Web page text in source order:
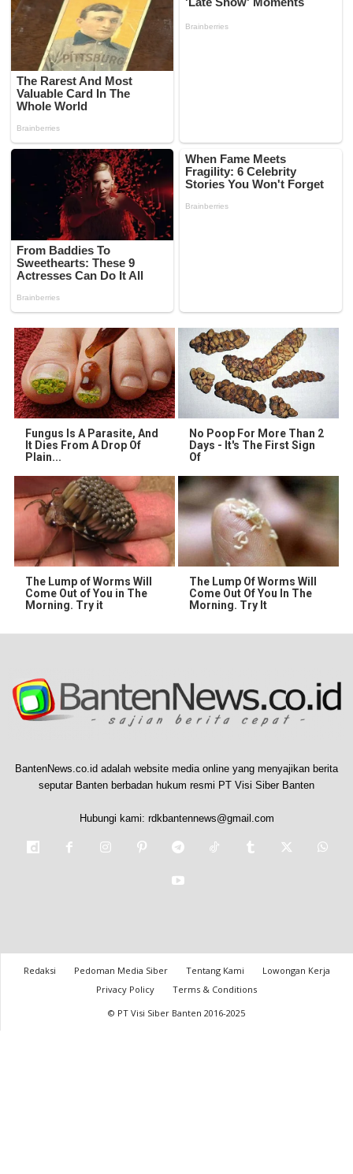
Fungus Is A Parasite, And
It Dies From A Drop Of
Plain...
No Poop For More Than 2
Days - It's The First Sign
Of
The Lump of Worms Will
Come Out of You in The
Morning. Try it
The Lump Of Worms Will
Come Out Of You In The
Morning. Try It
BantenNews.co.id adalah website media online yang menyajikan berita
seputar Banten berbadan hukum resmi PT Visi Siber Banten
Hubungi kami: rdkbantennews@gmail.com
Redaksi Pedoman Media Siber Tentang Kami
Lowongan Kerja
Privacy Policy
Terms & Conditions
© PT Visi Siber Banten 2016-2025